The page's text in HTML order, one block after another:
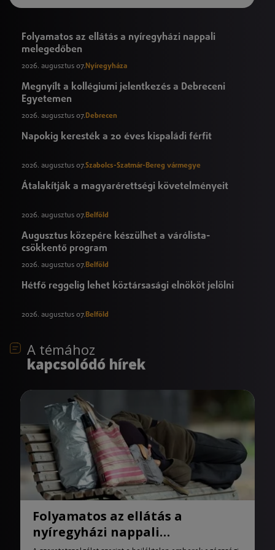
Folyamatos az ellátás a nyíregyházi nappali
melegedőben
2026. augusztus 07. Nyíregyháza
Megnyílt a kollégiumi jelentkezés a Debreceni
Egyetemen
2026. augusztus 07.Debrecen
Napokig keresték a 20 éves kispaládi férfit
2026. augusztus 07.Szabolcs-Szatmár-Bereg vármegye
Átalakítják a magyarérettségi követelményeit
2026. augusztus 07.Belföld
Augusztus közepére készülhet a várólista-
csökkentő program
2026. augusztus 07.Belföld
Hétfő reggelig lehet köztársasági elnököt jelölni
2026. augusztus 07.Belföld
A témához
kapcsolódó hírek
Folyamatos az ellátás a
nyíregyházi nappali